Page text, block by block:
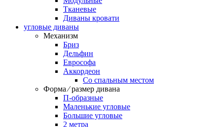
Тканевые
Диваны кровати
угловые диваны
Механизм
Бриз
Дельфин
Еврософа
Аккордеон
Со спальным местом
Форма ⁄ размер дивана
П-образные
Маленькие угловые
Большие угловые
2 метра